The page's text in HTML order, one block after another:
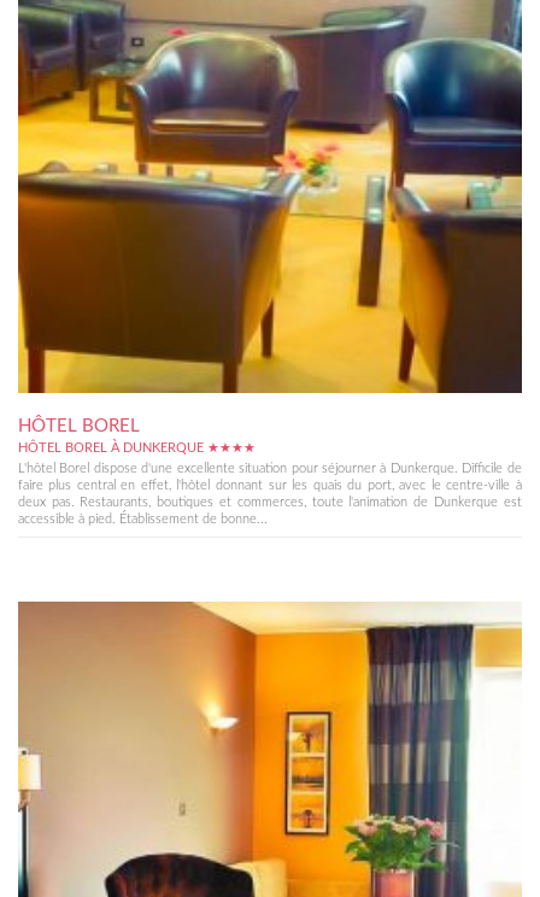
HÔTEL BOREL
HÔTEL BOREL À DUNKERQUE ★★★★
L'hôtel Borel dispose d'une excellente situation pour séjourner à Dunkerque. Difficile de
faire plus central en effet, l'hôtel donnant sur les quais du port, avec le centre-ville à
deux pas. Restaurants, boutiques et commerces, toute l'animation de Dunkerque est
accessible à pied. Établissement de bonne...